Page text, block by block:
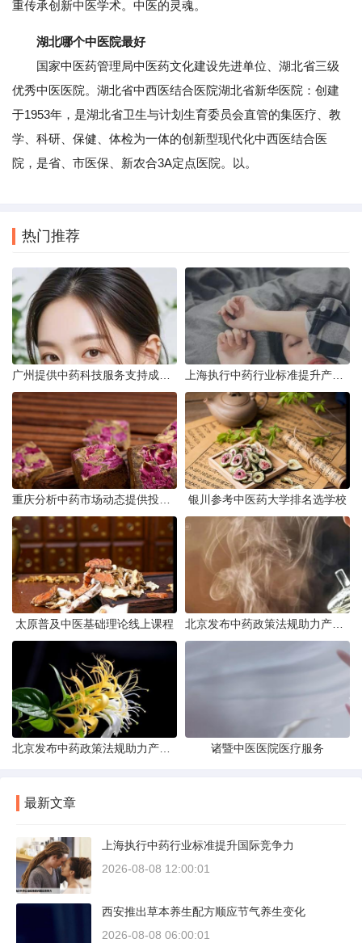
重传承创新中医学术。中医的灵魂。
湖北哪个中医院最好
国家中医药管理局中医药文化建设先进单位、湖北省三级
优秀中医医院。湖北省中西医结合医院湖北省新华医院：创建
于1953年，是湖北省卫生与计划生育委员会直管的集医疗、教
学、科研、保健、体检为一体的创新型现代化中西医结合医
院，是省、市医保、新农合3A定点医院。以。
热门推荐
银川参考中医药大学排名选学校
太原普及中医基础理论线上课程
诸暨中医医院医疗服务
最新文章
上海执行中药行业标准提升国际竞争力
2026-08-08 12:00:01
西安推出草本养生配方顺应节气养生变化
2026-08-08 06:00:01